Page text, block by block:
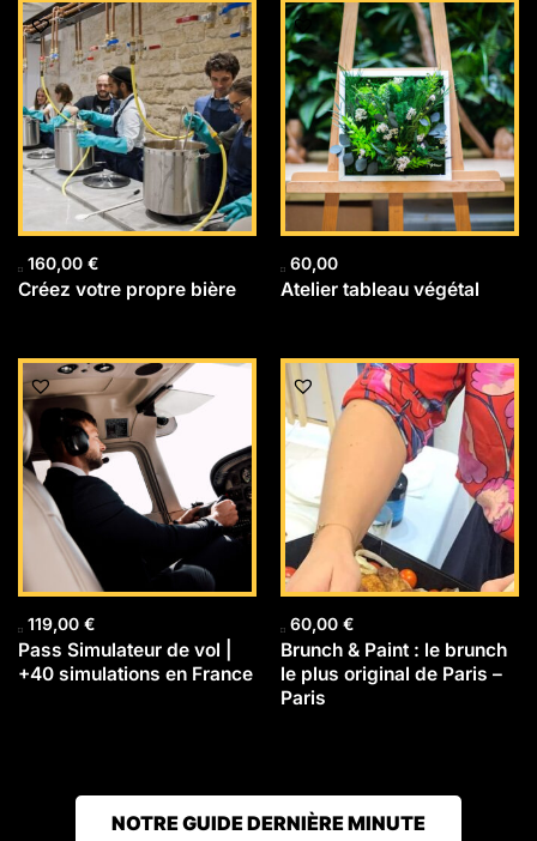
160,00 €
Créez votre propre bière
60,00
Atelier tableau végétal
119,00 €
Pass Simulateur de vol |
+40 simulations en France
60,00 €
Brunch & Paint : le brunch
le plus original de Paris –
Paris
NOTRE GUIDE DERNIÈRE MINUTE